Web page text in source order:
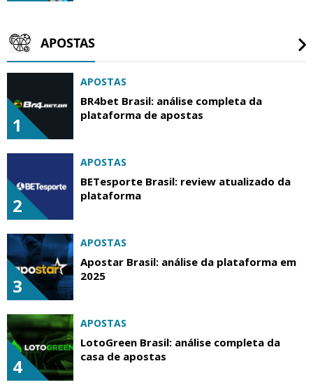
APOSTAS
1
APOSTAS
BR4bet Brasil: análise completa da
plataforma de apostas
2
APOSTAS
BETesporte Brasil: review atualizado da
plataforma
3
APOSTAS
Apostar Brasil: análise da plataforma em
2025
4
APOSTAS
LotoGreen Brasil: análise completa da
casa de apostas